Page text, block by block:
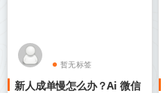
暂无标签
新人成单慢怎么办？Ai 微信